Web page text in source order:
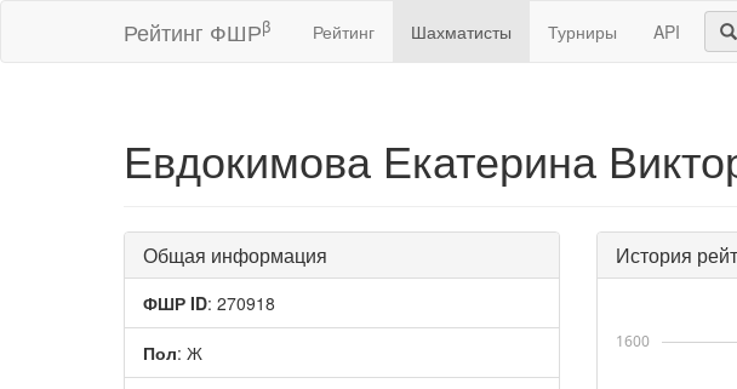
Рейтинг ФШРβ Рейтинг Шахматисты Турниры API
Евдокимова Екатерина
Общая информация
ФШР ID: 270918
Пол: Ж
История
1600